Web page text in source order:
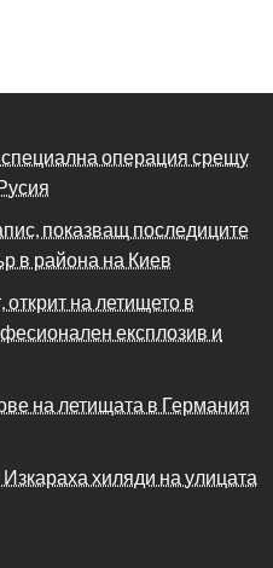
операция срещу
показващ последиците
в района на Киев
на летището в
експлозив и
на летищата в Германия
хиляди на улицата